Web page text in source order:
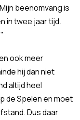
beenomvang is
in twee jaar tijd.
ook meer
hij dan niet
altijd heel
de Spelen en moet
Dus daar